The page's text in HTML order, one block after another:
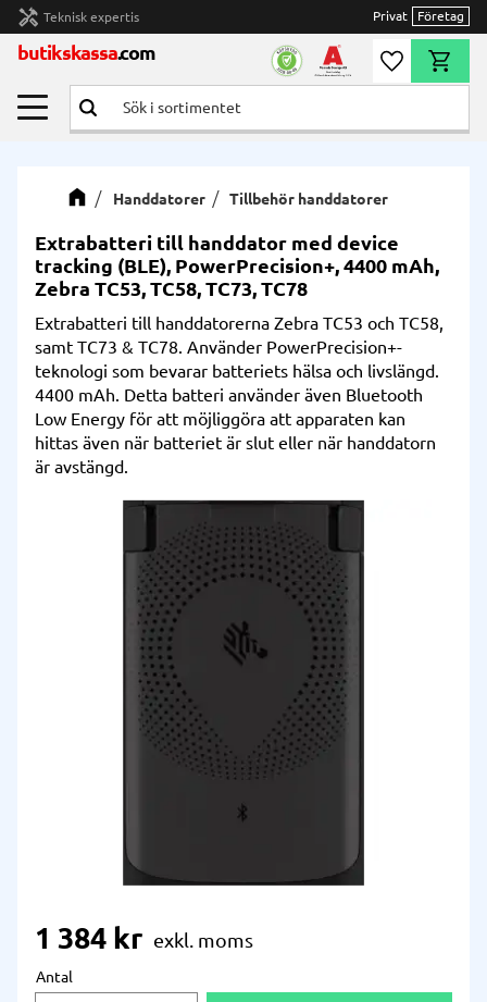
Meny
handyman Teknisk expertis Privat Företag
butikskassa.com Önskelista
Handdatorer Tillbehör handdatorer
Extrabatteri till handdator med device
tracking (BLE), PowerPrecision+, 4400 mAh,
Zebra TC53, TC58, TC73, TC78
Extrabatteri till handdatorerna Zebra TC53 och TC58,
samt TC73 & TC78. Använder PowerPrecision+-
teknologi som bevarar batteriets hälsa och livslängd.
4400 mAh. Detta batteri använder även Bluetooth
Low Energy för att möjliggöra att apparaten kan
hittas även när batteriet är slut eller när handdatorn
är avstängd.
1 384 kr
Antal